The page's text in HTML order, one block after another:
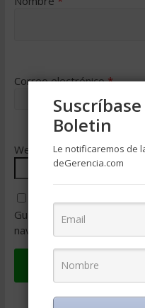
Correo electrónico*
Web
Guarda mi nombre,
navegador para la próxima
Boletin
Le notificaremos de
deGerencia.com